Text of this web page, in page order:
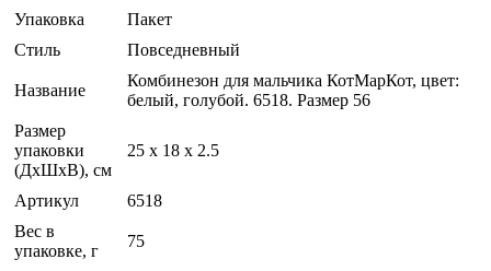
Упаковка
Пакет
Стиль
Повседневный
Название
Комбинезон для мальчика КотМарКот, цвет:
белый, голубой. 6518. Размер 56
Размер
упаковки
(ДхШхВ), см
25 x 18 x 2.5
Артикул
6518
Вес в
упаковке, г
75